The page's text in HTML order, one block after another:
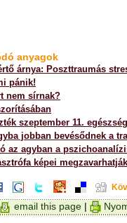
anyagok
árnya: Poszttraumás
pánik!
nem sírnak?
szeptember 11.
jobban bevésődnek a
az agyban a
képei
email this page |